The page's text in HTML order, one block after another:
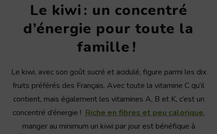
Le kiwi : un concentré
d’énergie pour toute la
famille !
Le kiwi, avec son goût sucré et acidulé, figure parmi les dix
fruits préférés des Français. Avec toute la vitamine C qu’il
contient, mais également les vitamines A, B et K, c’est un
concentré d’énergie ! Riche en fibres et peu calorique,
manger au minimum un kiwi par jour est bénéfique à